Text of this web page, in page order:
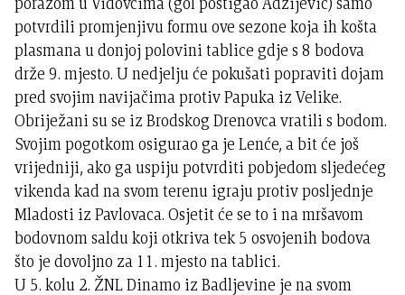
potvrdili promjenjivu formu ove sezone koja ih košta
plasmana u donjoj polovini tablice gdje s 8 bodova
drže 9. mjesto. U nedjelju će pokušati popraviti dojam
pred svojim navijačima protiv Papuka iz Velike.
Obriježani su se iz Brodskog Drenovca vratili s bodom.
Svojim pogotkom osigurao ga je Lenće, a bit će još
vrijedniji, ako ga uspiju potvrditi pobjedom sljedećeg
vikenda kad na svom terenu igraju protiv posljednje
Mladosti iz Pavlovaca. Osjetit će se to i na mršavom
bodovnom saldu koji otkriva tek 5 osvojenih bodova
što je dovoljno za 11. mjesto na tablici.
U 5. kolu 2. ŽNL Dinamo iz Badljevine je na svom